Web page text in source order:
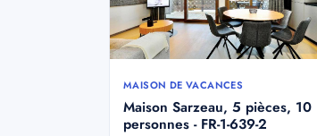
MAISON DE VACANCES
Maison Sarzeau, 5 pièces, 10
personnes - FR-1-639-2